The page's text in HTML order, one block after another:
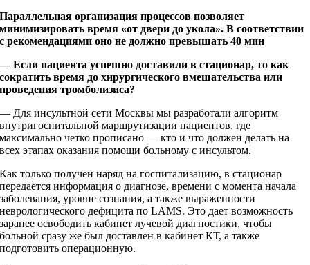
Параллельная организация процессов позволяет
минимизировать время «от двери до укола». В соответствии
с рекомендациями оно не должно превышать 40 мин
— Если пациента успешно доставили в стационар, то как
сократить время до хирургического вмешательства или
проведения тромболизиса?
— Для инсультной сети Москвы мы разработали алгоритм
внутригоспитальной маршрутизации пациентов, где
максимально четко прописано — кто и что должен делать на
всех этапах оказания помощи больному с инсультом.
Как только получен наряд на госпитализацию, в стационар
передается информация о диагнозе, времени с момента начала
заболевания, уровне сознания, а также выраженности
неврологического дефицита по LAMS. Это дает возможность
заранее освободить кабинет лучевой диагностики, чтобы
больной сразу же был доставлен в кабинет КТ, а также
подготовить операционную.